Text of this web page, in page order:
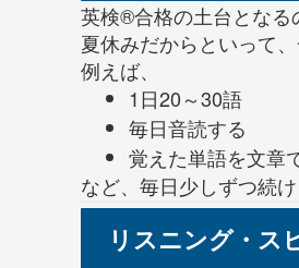
英検®合格の土台となる
夏休みだからといって
例えば、
1日20～30語
毎日音読する
覚えた単語を文章
など、毎日少しずつ続
リスニング・ス